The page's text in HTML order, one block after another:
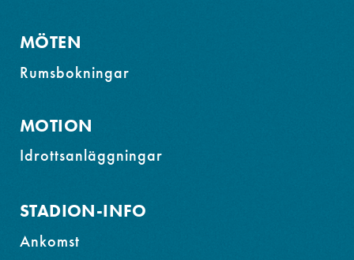
MÖTEN
Rumsbokningar
MOTION
Idrottsanläggningar
STADION-INFO
Ankomst